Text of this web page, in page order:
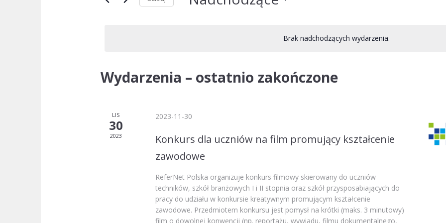
Brak nadchodzących wydarzenia.
kluczowego
Wydarzenia – ostatnio zakończone
LIS
30
2023
2023-11-30
Konkurs dla uczniów na film promujący kształcenie
zawodowe
ReferNet Polska organizuje konkurs filmowy skierowany do uczniów
techników, szkół branżowych I i II stopnia oraz szkół przysposabiających do
pracy do udziału w konkursie kreatywnym promującym kształcenie
zawodowe. Przedmiotem konkursu jest pomysł na krótki (maks. 3 minutowy)
film o dowolnej konwencji (np. reportażu, wywiadu, filmu dokumentalnego,